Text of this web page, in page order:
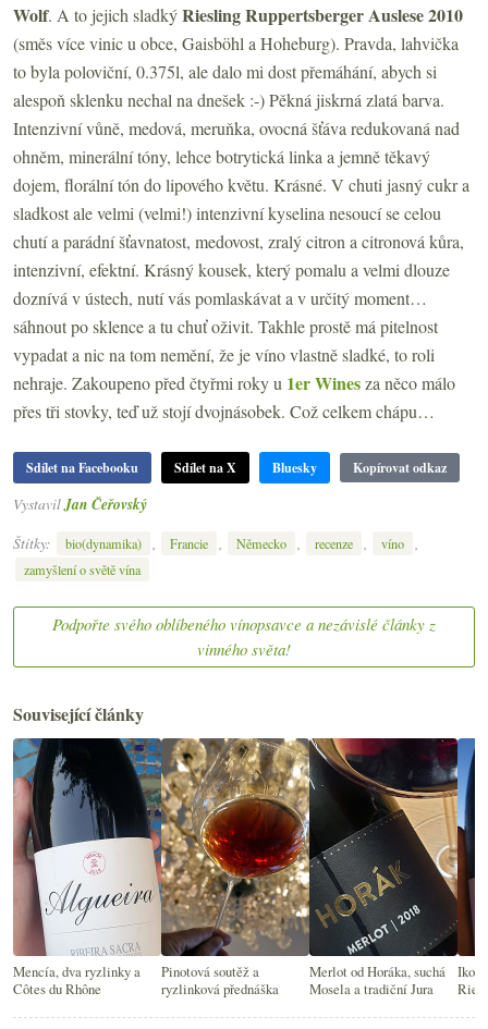
Wolf. A to jejich sladkýRiesling Ruppertsberger Auslese 2010
(směs více vinic u obce, Gaisböhl a Hoheburg). Pravda, lahvička
to byla poloviční, 0.375l, ale dalo mi dost přemáhání, abych si
alespoň sklenku nechal na dnešek :-) Pěkná jiskrná zlatá barva.
Intenzivní vůně, medová, meruňka, ovocná šťáva redukovaná nad
ohněm, minerální tóny, lehce botrytická linka a jemně těkavý
dojem, florální tón do lipového květu. Krásné. V chuti jasný cukr a
sladkost ale velmi (velmi!) intenzivní kyselina nesoucí se celou
chutí a parádní šťavnatost, medovost, zralý citron a citronová kůra,
intenzivní, efektní. Krásný kousek, který pomalu a velmi dlouze
doznívá v ústech, nutí vás pomlaskávat a v určitý moment…
sáhnout po sklence a tu chuť oživit. Takhle prostě má pitelnost
vypadat a nic na tom nemění, že je víno vlastně sladké, to roli
nehraje. Zakoupeno před čtyřmi roky u 1er Winesza něco málo
přes tři stovky, teď už stojí dvojnásobek. Což celkem chápu…
Sdílet na Facebooku Sdílet na X Bluesky Kopírovat odkaz
Vystavil Jan Čeřovský
Štítky:
bio(dynamika) , Francie , Německo , recenze , víno ,
zamyšlení o světě vína
Podpořte svého oblíbeného vínopsavce a nezávislé články z
vinného světa!
Související články
Mencía, dva ryzlinky a
Côtes du Rhône
Pinotová soutěž a
ryzlinková přednáška
Merlot od Horáka, suchá
Mosela a tradiční Jura